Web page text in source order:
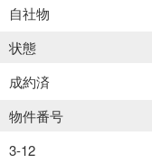
自社物
状態
成約済
物件番号
3-12